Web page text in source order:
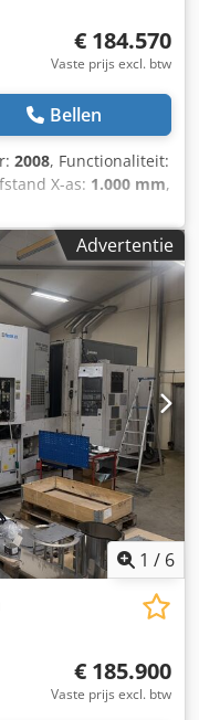
€ 184.570
Vaste prijs excl. btw
Bellen
2008, Functionaliteit:
X-as: 1.000 mm,
Z-as:
aantal spindels:1,
150,
Max.
Y – 900 mm
10-palletsysteem Wij
Advertentie
1 / 6
€ 185.900
Vaste prijs excl. btw